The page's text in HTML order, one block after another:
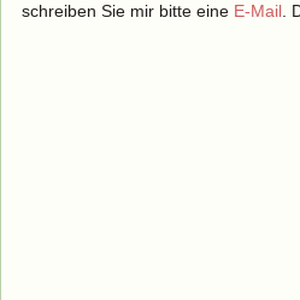
schreiben Sie mir bitte eine E-Mail .